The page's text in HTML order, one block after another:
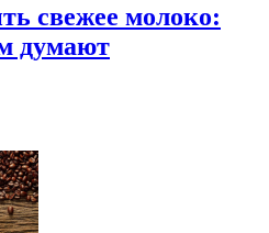
свежее молоко:
думают